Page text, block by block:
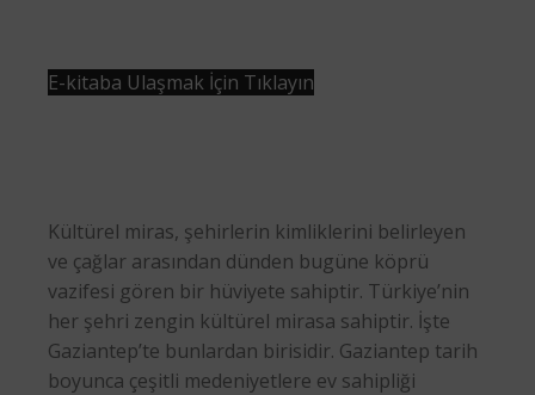
E-kitaba Ulaşmak İçin Tıklayın
Kültürel miras, şehirlerin kimliklerini belirleyen
ve çağlar arasından dünden bugüne köprü
vazifesi gören bir hüviyete sahiptir. Türkiye’nin
her şehri zengin kültürel mirasa sahiptir. İşte
Gaziantep’te bunlardan birisidir. Gaziantep tarih
boyunca çeşitli medeniyetlere ev sahipliği